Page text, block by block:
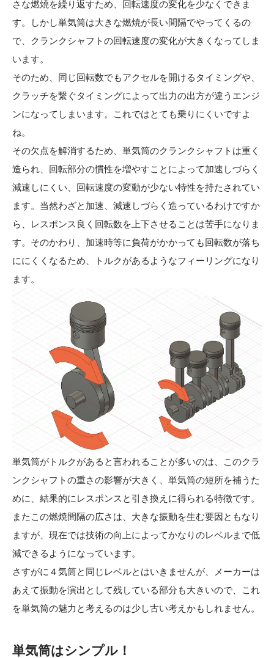
さな燃焼を繰り返すため、回転速度の変化を少なくできま
す。しかし単気筒は大きな燃焼が長い間隔でやってくるの
で、クランクシャフトの回転速度の変化が大きくなってしま
います。
そのため、同じ回転数でもアクセルを開けるタイミングや、
クラッチを繋ぐタイミングによって出力の出方が違うエンジ
ンになってしまいます。これではとても乗りにくいですよ
ね。
その欠点を解消するため、単気筒のクランクシャフトは重く
造られ、回転部分の慣性を増やすことによって加速しづらく
減速しにくい、回転速度の変動が少ない特性を持たされてい
ます。当然わざと加速、減速しづらく造っているわけですか
ら、レスポンス良く回転数を上下させることは苦手になりま
す。そのかわり、加速時等に負荷がかかっても回転数が落ち
ににくくなるため、トルクがあるようなフィーリングになり
ます。
単気筒がトルクがあると言われることが多いのは、このクラ
ンクシャフトの重さの影響が大きく、単気筒の短所を補うた
めに、結果的にレスポンスと引き換えに得られる特徴です。
またこの燃焼間隔の広さは、大きな振動を生む要因ともなり
ますが、現在では技術の向上によってかなりのレベルまで低
減できるようになっています。
さすがに４気筒と同じレベルとはいきませんが、メーカーは
あえて振動を演出として残している部分も大きいので、これ
を単気筒の魅力と考えるのは少し古い考えかもしれません。
単気筒はシンプル ！